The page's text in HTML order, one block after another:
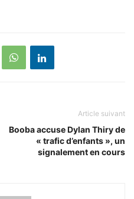
Article suivant
Booba accuse Dylan Thiry de
« trafic d’enfants », un
signalement en cours